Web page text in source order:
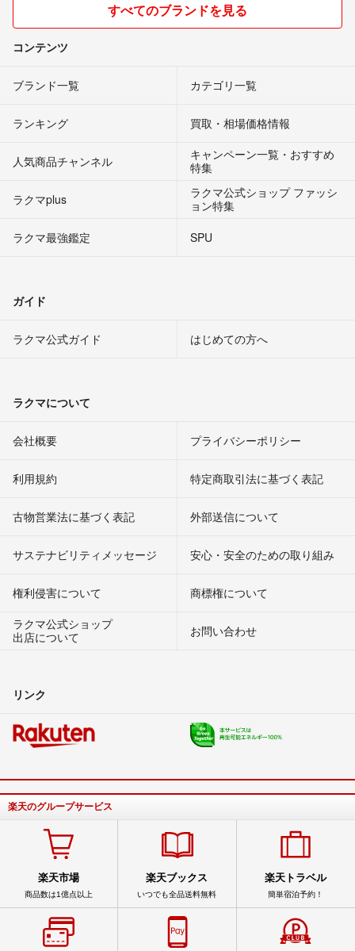
すべてのブランドを見る
コンテンツ
ブランド一覧 カテゴリ一覧
ランキング 買取・相場価格情報
人気商品チャンネル
キャンペーン一覧・おすすめ
特集
ラクマplus
ラクマ公式ショップ ファッシ
ョン特集
ラクマ最強鑑定
SPU
ガイド
ラクマ公式ガイド はじめての方へ
ラクマについて
会社概要 プライバシーポリシー
利用規約 特定商取引法に基づく表記
古物営業法に基づく表記 外部送信について
サステナビリティメッセージ 安心・安全のための取り組み
権利侵害について
商標権について
ラクマ公式ショップ
出店について
お問い合わせ
リンク
楽天のグループサービス
楽天市場
商品数は1億点以上
楽天ブックス
いつでも全品送料無料
楽天トラベル
簡単宿泊予約！